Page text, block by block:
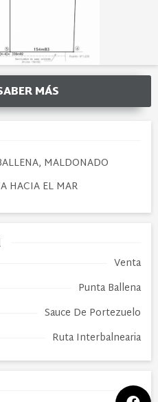
MÁS
MALDONADO
HACIA EL MAR
Venta
Punta Ballena
Sauce De Portezuelo
Ruta Interbalnearia